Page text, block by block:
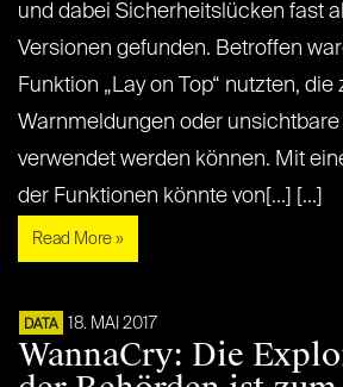
und dabei Sicherheitslücken fast
Versionen gefunden. Betroffen
Funktion „Lay on Top“ nutzten,
Warnmeldungen oder unsichtbare
verwendet werden können. Mit
der Funktionen könnte von[...] [...]
Read More »
DATA 18. MAI 2017
WannaCry: Die